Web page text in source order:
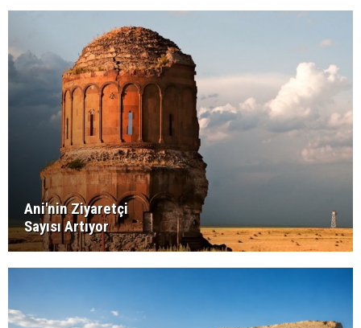
Ani'nin Ziyaretçi
Sayısı Artıyor